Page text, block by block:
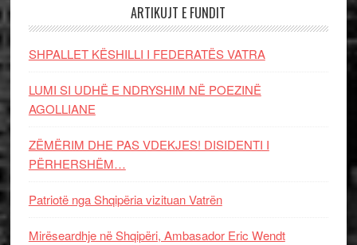
ARTIKUJT E FUNDIT
SHPALLET KËSHILLI I FEDERATËS VATRA
LUMI SI UDHË E NDRYSHIM NË POEZINË
AGOLLIANE
ZËMËRIM DHE PAS VDEKJES! DISIDENTI I
PËRHERSHËM…
Patriotë nga Shqipëria vizituan Vatrën
Mirëseardhje në Shqipëri, Ambasador Eric Wendt